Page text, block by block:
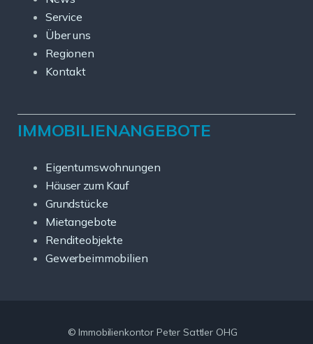
Service
Über uns
Regionen
Kontakt
IMMOBILIENANGEBOTE
Eigentumswohnungen
Häuser zum Kauf
Grundstücke
Mietangebote
Renditeobjekte
Gewerbeimmobilien
© Immobilienkontor Peter Sattler OHG